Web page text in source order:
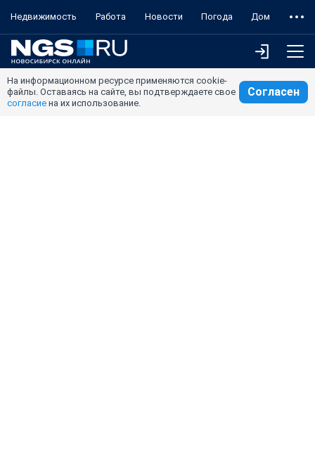
Недвижимость Работа Новости Погода Дом
На информационном ресурсе применяются cookie-
файлы. Оставаясь на сайте, вы подтверждаете свое
согласие на их использование.
Согласен